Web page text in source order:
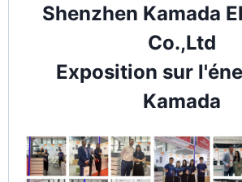
Shenzhen Kamada
Co.,Ltd
Exposition sur
Kamada